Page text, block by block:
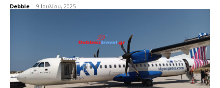
Debbie - 9 Ιουλίου, 2025